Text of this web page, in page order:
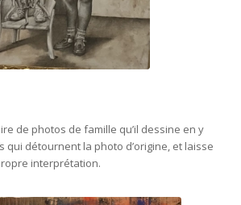
de photos de famille qu’il dessine en y
qui détournent la photo d’origine, et laisse
interprétation.